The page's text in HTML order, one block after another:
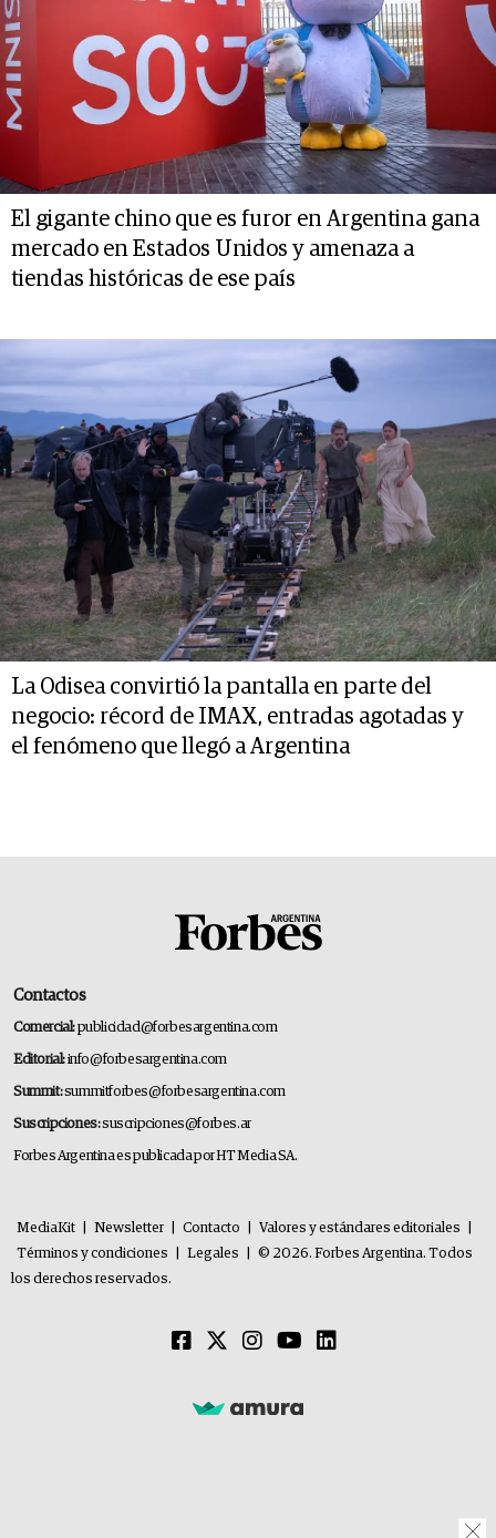
El gigante chino que es furor en Argentina gana
mercado en Estados Unidos y amenaza a
tiendas históricas de ese país
La Odisea convirtió la pantalla en parte del
negocio: récord de IMAX, entradas agotadas y
el fenómeno que llegó a Argentina
Contactos
Comercial:publicidad@forbesargentina.com
Editorial:info@forbesargentina.com
Summit:summitforbes@forbesargentina.com
Suscripciones:suscripciones@forbes.ar
Forbes Argentina es publicada por HT Media SA.
MediaKit Newsletter Contacto Valores y estándares editoriales
Términos y condiciones
Legales
© 2026. Forbes Argentina. Todos
los derechos reservados.